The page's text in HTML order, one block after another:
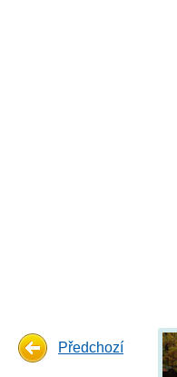
Předchozí